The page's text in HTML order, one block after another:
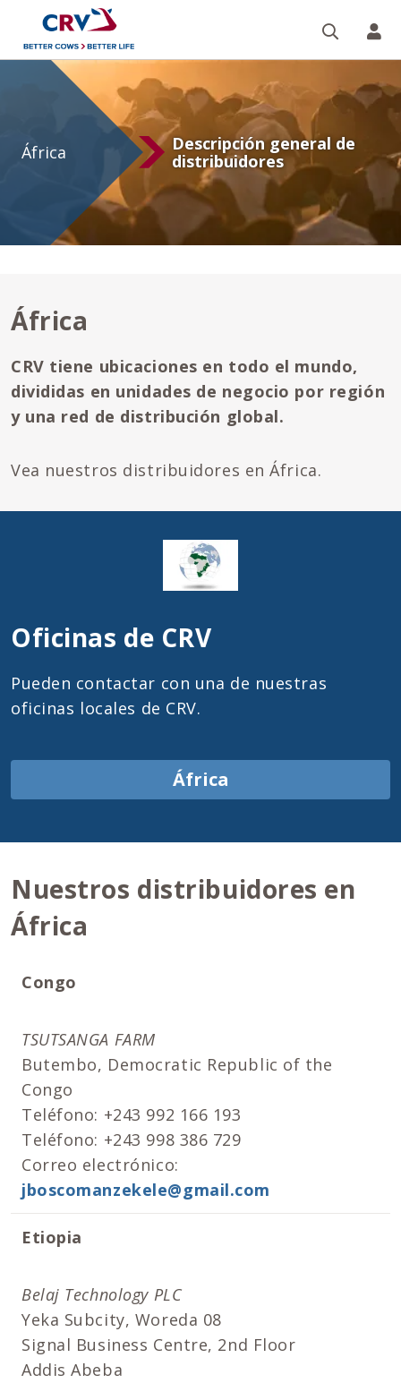
África
África
Descripción general de
distribuidores
África
CRV tiene ubicaciones en todo el mundo,
divididas en unidades de negocio por región
y una red de distribución global.
Vea nuestros distribuidores en África.
Oficinas de CRV
Pueden contactar con una de nuestras
oficinas locales de CRV.
África
Nuestros distribuidores en
África
Congo
TSUTSANGA FARM
Butembo, Democratic Republic of the
Congo
Teléfono: +243 992 166 193
Teléfono: +243 998 386 729
Correo electrónico:
jboscomanzekele@gmail.com
Etiopia
Belaj Technology PLC
Yeka Subcity, Woreda 08
Signal Business Centre, 2nd Floor
Addis Abeba